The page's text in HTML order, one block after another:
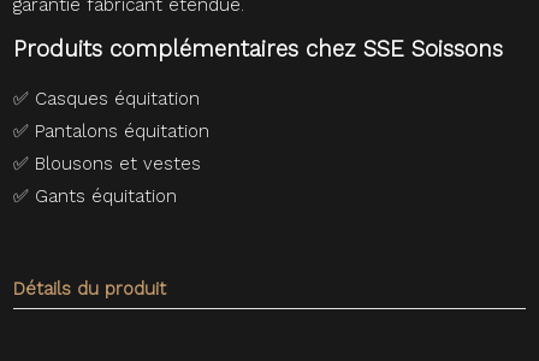
Produits complémentaires chez SSE Soissons
✅ Casques équitation
✅ Pantalons équitation
✅ Blousons et vestes
✅ Gants équitation
Détails du produit